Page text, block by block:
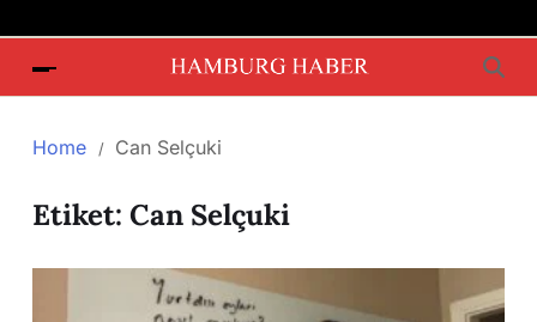
Home Can Selçuki
Etiket: Can Selçuki